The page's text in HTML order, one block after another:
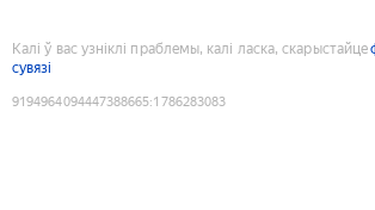
Калі ў вас узніклі праблемы, калі ласка, скарыстайце
сувязі
9194964094447388665:1786283083